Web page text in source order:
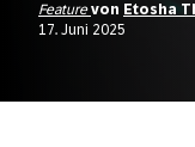
Featurevon Etosha
17. Juni 2025